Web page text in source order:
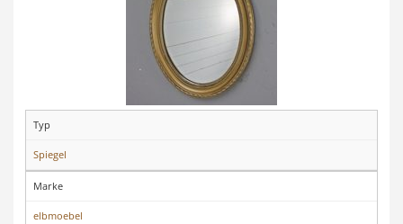
Typ
Spiegel
Marke
elbmoebel